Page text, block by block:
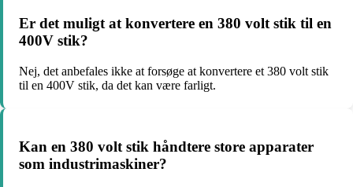
Er det muligt at konvertere en 380 volt stik til en
400V stik?
Nej, det anbefales ikke at forsøge at konvertere et 380 volt stik
til en 400V stik, da det kan være farligt.
Kan en 380 volt stik håndtere store apparater
som industrimaskiner?